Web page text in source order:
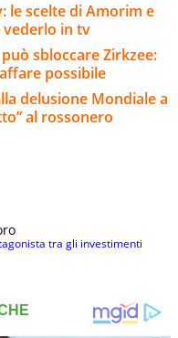
le scelte di Amorim e
vederlo in tv
sbloccare Zirkzee:
possibile
delusione Mondiale a
al rossonero
tra gli investimenti